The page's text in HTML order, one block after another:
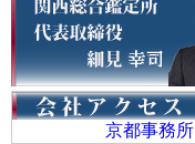
京都事務所